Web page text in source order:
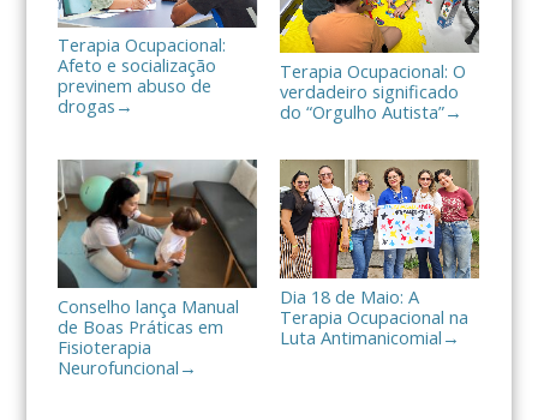
Terapia Ocupacional:
Afeto e socialização
previnem abuso de
drogas →
Terapia Ocupacional: O
verdadeiro significado
do “Orgulho Autista”→
Conselho lança Manual
de Boas Práticas em
Fisioterapia
Neurofuncional →
Dia 18 de Maio: A
Terapia Ocupacional na
Luta Antimanicomial →